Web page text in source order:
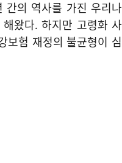
간의 역사를 가진 우리나
왔다. 하지만 고령화 사
보험 재정의 불균형이 심